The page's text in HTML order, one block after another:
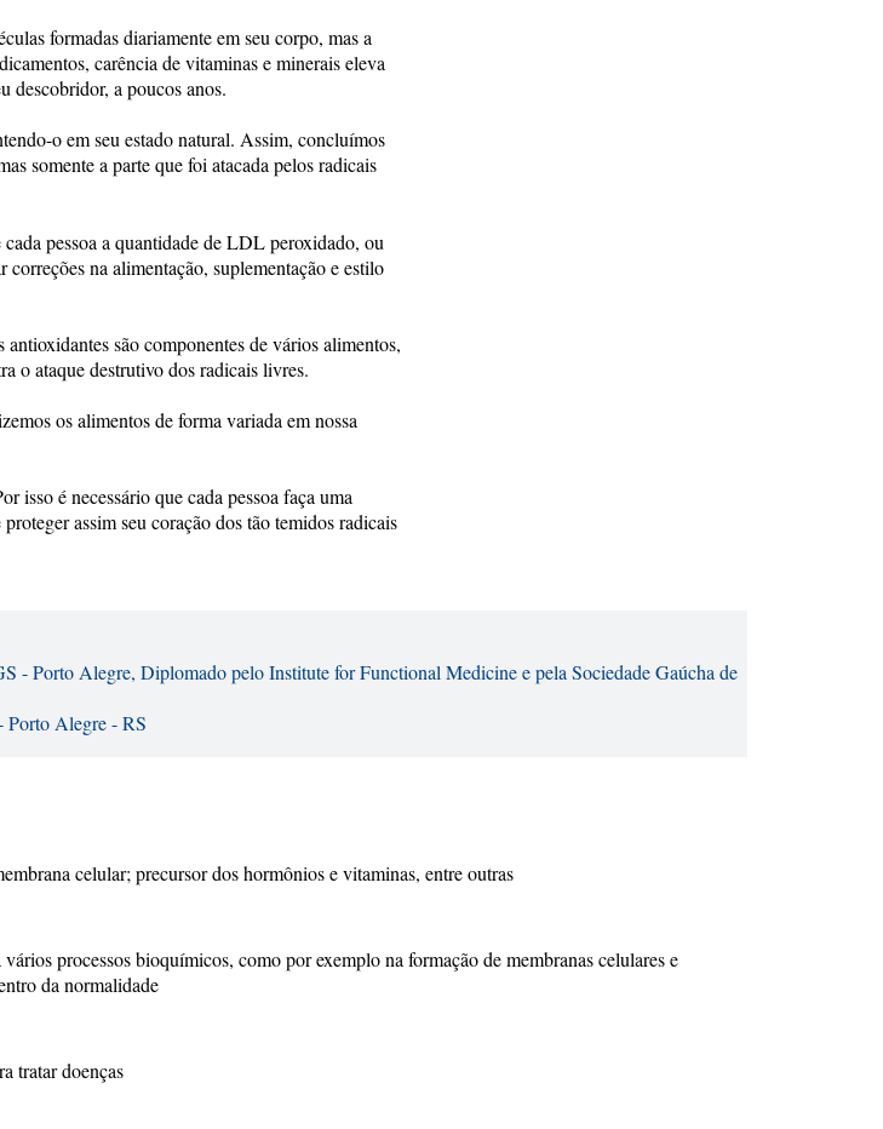
formadas diariamente em seu corpo, mas a
carência de vitaminas e minerais eleva
descobridor, a poucos anos.
o em seu estado natural. Assim, concluímos
somente a parte que foi atacada pelos radicais
pessoa a quantidade de LDL peroxidado, ou
na alimentação, suplementação e estilo
são componentes de vários alimentos,
o ataque destrutivo dos radicais livres.
os alimentos de forma variada em nossa
isso é necessário que cada pessoa faça uma
assim seu coração dos tão temidos radicais
- Porto Alegre, Diplomado pelo Institute for Functional Medicine e pela Sociedade Gaúcha de
Porto Alegre - RS
celular; precursor dos hormônios e vitaminas, entre outras
processos bioquímicos, como por exemplo na formação de membranas celulares e
da normalidade
tratar doenças